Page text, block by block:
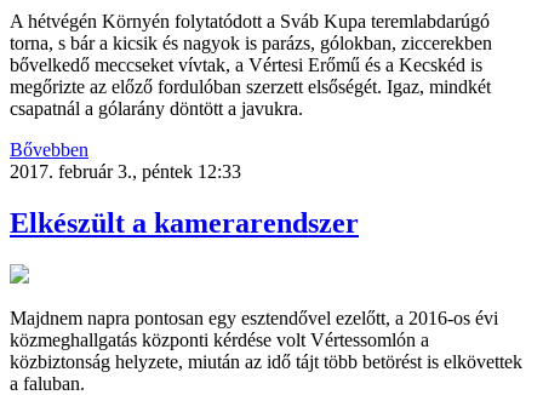
A hétvégén Környén folytatódott a Sváb Kupa teremlabdarúgó
torna, s bár a kicsik és nagyok is parázs, gólokban, ziccerekben
bővelkedő meccseket vívtak, a Vértesi Erőmű és a Kecskéd is
megőrizte az előző fordulóban szerzett elsőségét. Igaz, mindkét
csapatnál a gólarány döntött a javukra.
Bővebben
2017. február 3., péntek 12:33
Elkészült a kamerarendszer
Majdnem napra pontosan egy esztendővel ezelőtt, a 2016-os évi
közmeghallgatás központi kérdése volt Vértessomlón a
közbiztonság helyzete, miután az idő tájt több betörést is elkövettek
a faluban.